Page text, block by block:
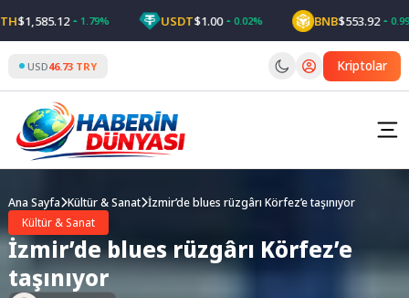
to
content
1.79% USDT$1.00 0.02% BNB$553.92 0.99%
USD46.73 TRY Kriptolar
Ana Sayfa Kültür & Sanat İzmir’de blues rüzgârı Körfez’e taşınıyor
Kültür & Sanat
İzmir’de blues rüzgârı Körfez’e
taşınıyor